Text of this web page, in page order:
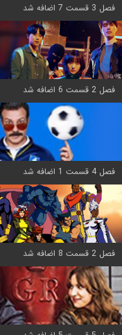
فصل 3 قسمت 7 اضافه شد
فصل 2 قسمت 6 اضافه شد
فصل 4 قسمت 1 اضافه شد
فصل 2 قسمت 8 اضافه شد